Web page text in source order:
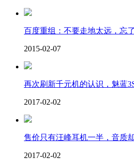
百度重组：不要走地太远，忘
2015-02-07
再次刷新千元机的认识，魅蓝
2017-02-02
售价只有汪峰耳机一半，音质
2017-02-02